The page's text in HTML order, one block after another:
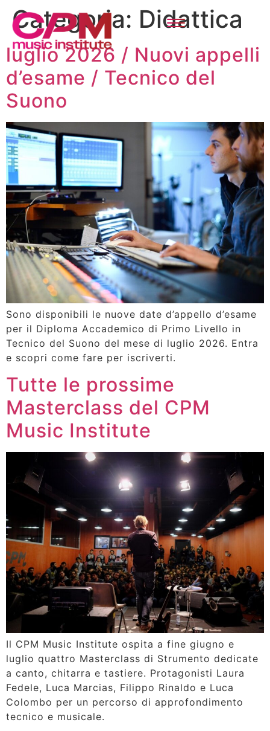
Categoria: Didattica
luglio 2026 / Nuovi appelli
d’esame / Tecnico del
Suono
Sono disponibili le nuove date d’appello d’esame
per il Diploma Accademico di Primo Livello in
Tecnico del Suono del mese di luglio 2026. Entra
e scopri come fare per iscriverti.
Tutte le prossime
Masterclass del CPM
Music Institute
Il CPM Music Institute ospita a fine giugno e
luglio quattro Masterclass di Strumento dedicate
a canto, chitarra e tastiere. Protagonisti Laura
Fedele, Luca Marcias, Filippo Rinaldo e Luca
Colombo per un percorso di approfondimento
tecnico e musicale.